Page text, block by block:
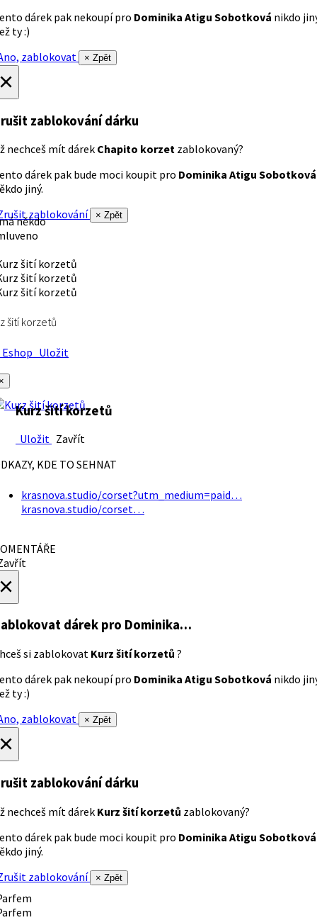
dárek pak nekoupí pro Dominika Atigu Sobotková nikdo
ty :)
zablokovat
× Zpět
zablokování dárku
nechceš mít dárek Chapito korzet zablokovaný?
dárek pak bude moci koupit pro Dominika Atigu Sobotková
jiný.
zablokování
× Zpět
někdo
šití korzetů
Uložit
Kurz šití korzetů
Uložit Zavřít
KDE TO SEHNAT
krasnova.studio/corset?utm_medium=paid…
krasnova.studio/corset…
dárek pro Dominika…
si zablokovat Kurz šití korzetů ?
dárek pak nekoupí pro Dominika Atigu Sobotková nikdo
ty :)
zablokovat
× Zpět
zablokování dárku
nechceš mít dárek Kurz šití korzetů zablokovaný?
dárek pak bude moci koupit pro Dominika Atigu Sobotková
jiný.
zablokování
× Zpět